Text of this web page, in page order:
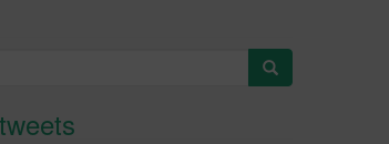
om marketing cookies te